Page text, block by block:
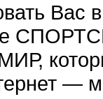
Вас
—